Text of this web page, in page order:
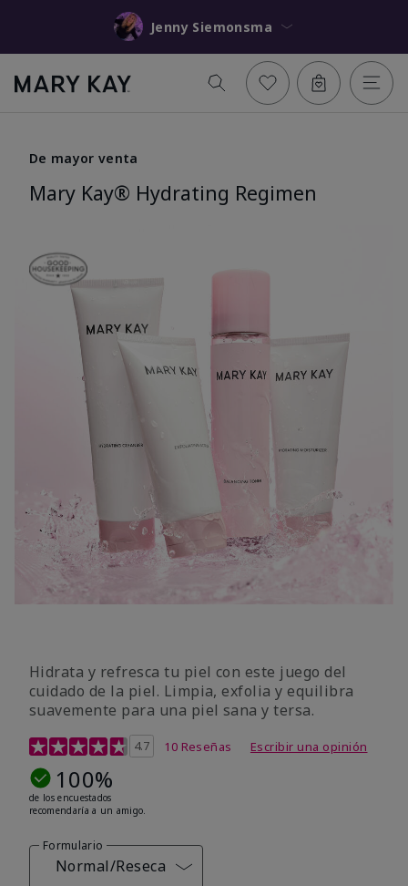
Jenny Siemonsma
De mayor venta
Mary Kay® Hydrating Regimen
Hidrata y refresca tu piel con este juego del
cuidado de la piel. Limpia, exfolia y equilibra
suavemente para una piel sana y tersa.
Calificación de clientes de 5 de 5
4.7 10 Reseñas Escribir una opinión
100%
de los encuestados
recomendaría a un amigo.
Formulario
Normal/Reseca